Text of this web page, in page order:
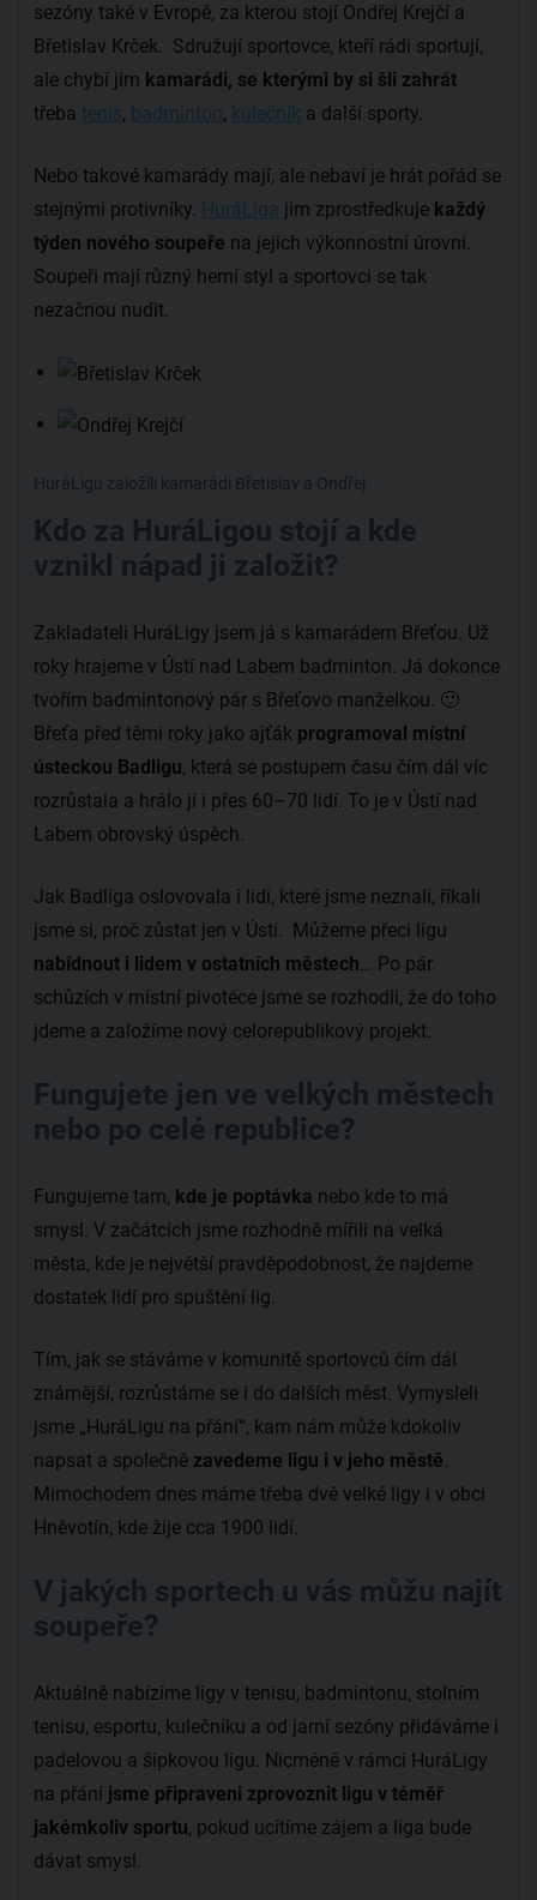
sezóny také v Evropě, za kterou stojí Ondřej Krejčí a
Břetislav Krček. Sdružují sportovce, kteří rádi sportují,
ale chybí jim kamarádi, se kterými by si šli zahrát
třeba tenis, badminton, kulečník a další sporty.
Nebo takové kamarády mají, ale nebaví je hrát pořád se
stejnými protivníky. HuráLiga jim zprostředkuje každý
týden nového soupeře na jejich výkonnostní úrovni.
Soupeři mají různý herní styl a sportovci se tak
nezačnou nudit.
HuráLigu založili kamarádi Břetislav a Ondřej
Kdo za HuráLigou stojí a kde
vznikl nápad ji založit?
Zakladateli HuráLigy jsem já s kamarádem Břeťou. Už
roky hrajeme v Ústí nad Labem badminton. Já dokonce
tvořím badmintonový pár s Břeťovo manželkou. 🙂
Břeťa před těmi roky jako ajťák programoval místní
ústeckou Badligu, která se postupem času čím dál víc
rozrůstala a hrálo jí i přes 60–70 lidí. To je v Ústí nad
Labem obrovský úspěch.
Jak Badliga oslovovala i lidi, které jsme neznali, říkali
jsme si, proč zůstat jen v Ústí. Můžeme přeci ligu
nabídnout i lidem v ostatních městech … Po pár
schůzích v místní pivotéce jsme se rozhodli, že do toho
jdeme a založíme nový celorepublikový projekt.
Fungujete jen ve velkých městech
nebo po celé republice?
Fungujeme tam, kde je poptávka nebo kde to má
smysl. V začátcích jsme rozhodně mířili na velká
města, kde je největší pravděpodobnost, že najdeme
dostatek lidí pro spuštění lig.
Tím, jak se stáváme v komunitě sportovců čím dál
známější, rozrůstáme se i do dalších měst. Vymysleli
jsme „HuráLigu na přání“, kam nám může kdokoliv
napsat a společně zavedeme ligu i v jeho městě
Mimochodem dnes máme třeba dvě velké ligy i v obci
Hněvotín, kde žije cca 1900 lidí.
V jakých sportech u vás můžu najít
soupeře?
Aktuálně nabízíme ligy v tenisu, badmintonu, stolním
tenisu, esportu, kulečníku a od jarní sezóny přidáváme i
padelovou a šipkovou ligu. Nicméně v rámci HuráLigy
na přání jsme připraveni zprovoznit ligu v téměř
jakémkoliv sportu, pokud ucítíme zájem a liga bude
dávat smysl.